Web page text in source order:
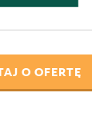
O OFERTĘ